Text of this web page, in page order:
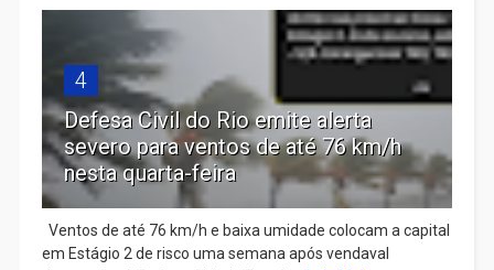
4
Defesa Civil do Rio emite alerta
severo para ventos de até 76 km/h
nesta quarta-feira
Ventos de até 76 km/h e baixa umidade colocam a capital
em Estágio 2 de risco uma semana após vendaval